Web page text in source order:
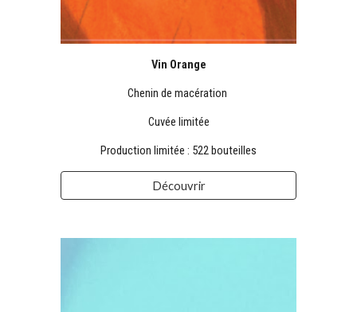
Vin Orange
Chenin de macération
Cuvée limitée
Production limitée : 522 bouteilles
Découvrir